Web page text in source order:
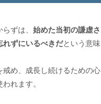
らずは、始めた当初の謙虚さ
れずにいるべきだという意味
戒め、成長し続けるための心
れます。